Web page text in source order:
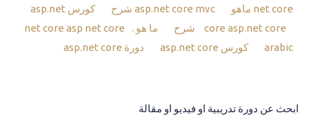
net core ماهو
asp.net core mvc شرح
كورس asp.net
core asp.net core شرح ما هو .net core
asp net core
arabic
كورس asp.net core دورة asp.net core
ابحث عن دورة تدريبية او فيديو او مقالة